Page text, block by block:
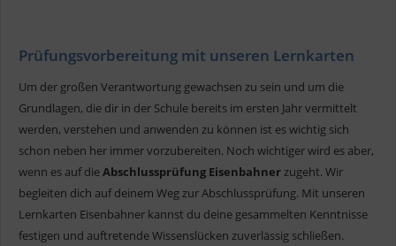
Prüfungsvorbereitung mit unseren Lernkarten
Um der großen Verantwortung gewachsen zu sein und um die
Grundlagen, die dir in der Schule bereits im ersten Jahr vermittelt
werden, verstehen und anwenden zu können ist es wichtig sich
schon neben her immer vorzubereiten. Noch wichtiger wird es aber,
wenn es auf dieAbschlussprüfung Eisenbahnerzugeht. Wir
begleiten dich auf deinem Weg zur Abschlussprüfung. Mit unseren
Lernkarten Eisenbahner kannst du deine gesammelten Kenntnisse
festigen und auftretende Wissenslücken zuverlässig schließen.